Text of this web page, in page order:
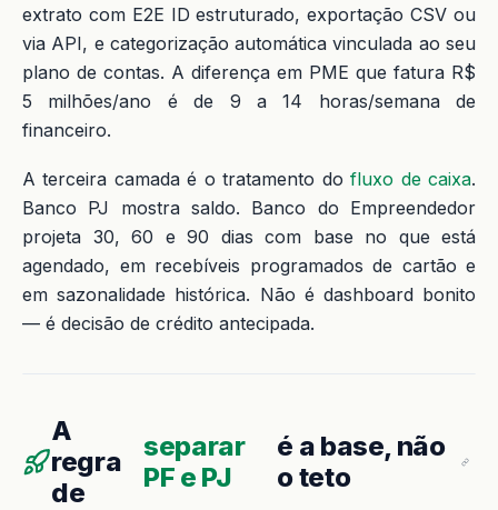
extrato com E2E ID estruturado, exportação CSV ou
via API, e categorização automática vinculada ao seu
plano de contas. A diferença em PME que fatura R$
5 milhões/ano é de 9 a 14 horas/semana de
financeiro.
A terceira camada é o tratamento dofluxo de caixa.
Banco PJ mostra saldo. Banco do Empreendedor
projeta 30, 60 e 90 dias com base no que está
agendado, em recebíveis programados de cartão e
em sazonalidade histórica. Não é dashboard bonito
— é decisão de crédito antecipada.
A
regra
de
separar
PF e PJ
é a base, não
o teto